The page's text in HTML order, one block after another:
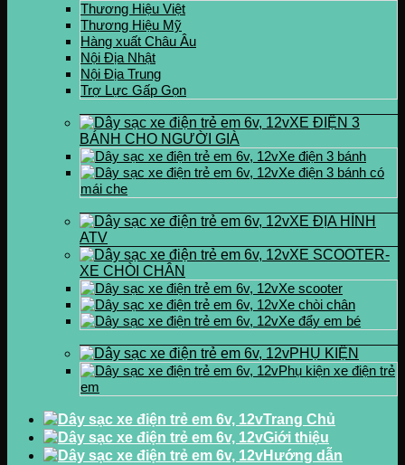
Thương Hiệu Việt
Thương Hiệu Mỹ
Hàng xuất Châu Âu
Nội Địa Nhật
Nội Địa Trung
Trợ Lực Gấp Gọn
XE ĐIỆN 3
BÁNH CHO NGƯỜI GIÀ
Xe điện 3 bánh
Xe điện 3 bánh có
mái che
XE ĐỊA HÌNH
ATV
XE SCOOTER-
XE CHÒI CHÂN
Xe scooter
Xe chòi chân
Xe đẩy em bé
PHỤ KIỆN
Phụ kiện xe điện trẻ
em
Trang Chủ
Giới thiệu
Hướng dẫn